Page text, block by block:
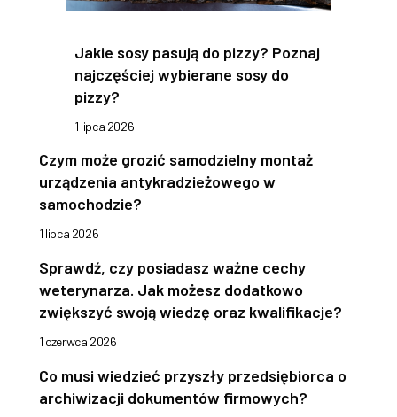
Jakie sosy pasują do pizzy? Poznaj
najczęściej wybierane sosy do
pizzy?
1 lipca 2026
Czym może grozić samodzielny montaż
urządzenia antykradzieżowego w
samochodzie?
1 lipca 2026
Sprawdź, czy posiadasz ważne cechy
weterynarza. Jak możesz dodatkowo
zwiększyć swoją wiedzę oraz kwalifikacje?
1 czerwca 2026
Co musi wiedzieć przyszły przedsiębiorca o
archiwizacji dokumentów firmowych?